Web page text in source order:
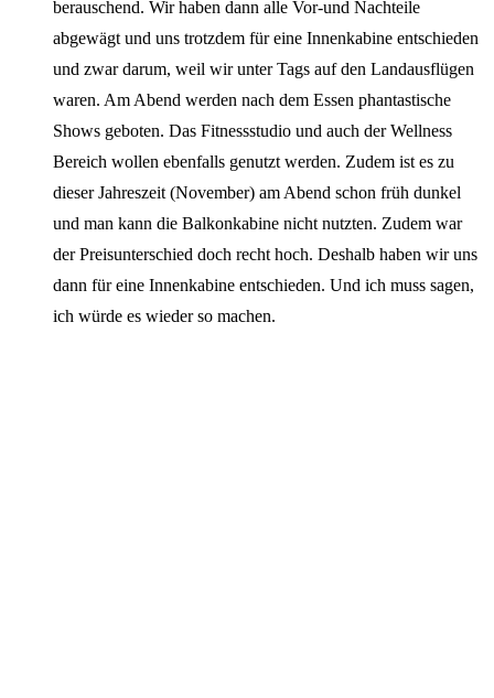
berauschend. Wir haben dann alle Vor-und Nachteile
abgewägt und uns trotzdem für eine Innenkabine entschieden
und zwar darum, weil wir unter Tags auf den Landausflügen
waren. Am Abend werden nach dem Essen phantastische
Shows geboten. Das Fitnessstudio und auch der Wellness
Bereich wollen ebenfalls genutzt werden. Zudem ist es zu
dieser Jahreszeit (November) am Abend schon früh dunkel
und man kann die Balkonkabine nicht nutzten. Zudem war
der Preisunterschied doch recht hoch. Deshalb haben wir uns
dann für eine Innenkabine entschieden. Und ich muss sagen,
ich würde es wieder so machen.